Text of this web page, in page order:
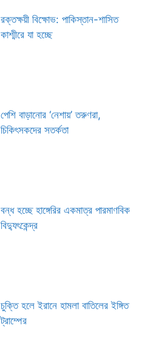
রক্তক্ষয়ী বিক্ষোভ: পাকিস্তান-শাসিত
কাশ্মীরে যা হচ্ছে
পেশি বাড়ানোর ‘নেশায়’ তরুণরা,
চিকিৎসকদের সতর্কতা
বন্ধ হচ্ছে হাঙ্গেরির একমাত্র পারমাণবিক
বিদ্যুৎকেন্দ্র
চুক্তি হলে ইরানে হামলা বাতিলের ইঙ্গিত
ট্রাম্পের